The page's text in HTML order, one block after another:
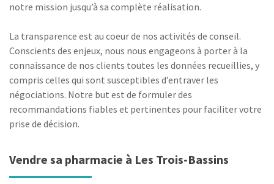
notre mission jusqu’à sa complète réalisation.
La transparence est au coeur de nos activités de conseil.
Conscients des enjeux, nous nous engageons à porter à la
connaissance de nos clients toutes les données recueillies, y
compris celles qui sont susceptibles d’entraver les
négociations. Notre but est de formuler des
recommandations fiables et pertinentes pour faciliter votre
prise de décision.
Vendre sa pharmacie à Les Trois-Bassins